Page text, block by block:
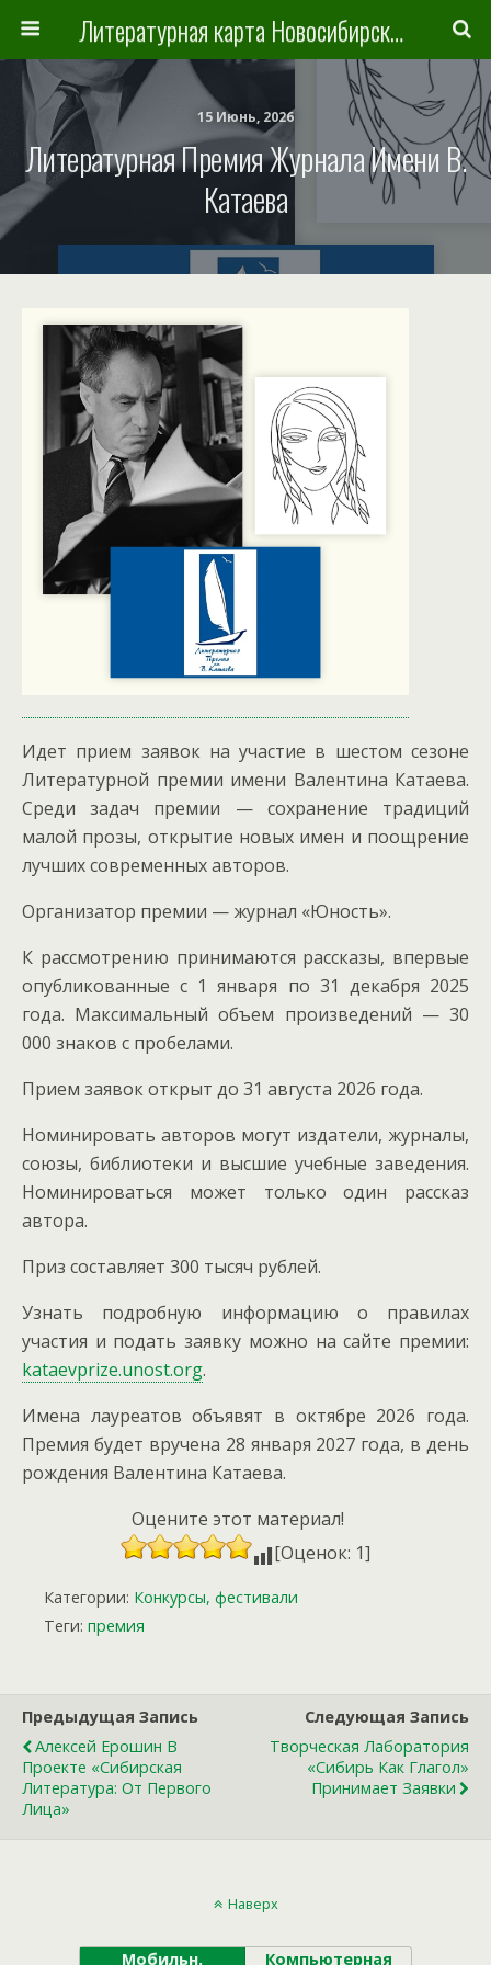
Литературная карта Новосибирска и Новосибирской области
15 Июнь, 2026
Литературная Премия Журнала Имени В.
Катаева
Идет прием заявок на участие в шестом сезоне
Литературной премии имени Валентина Катаева.
Среди задач премии — сохранение традиций
малой прозы, открытие новых имен и поощрение
лучших современных авторов.
Организатор премии — журнал «Юность».
К рассмотрению принимаются рассказы, впервые
опубликованные с 1 января по 31 декабря 2025
года. Максимальный объем произведений — 30
000 знаков с пробелами.
Прием заявок открыт до 31 августа 2026 года.
Номинировать авторов могут издатели, журналы,
союзы, библиотеки и высшие учебные заведения.
Номинироваться может только один рассказ
автора.
Приз составляет 300 тысяч рублей.
Узнать подробную информацию о правилах
участия и подать заявку можно на сайте премии:
kataevprize.unost.org.
Имена лауреатов объявят в октябре 2026 года.
Премия будет вручена 28 января 2027 года, в день
рождения Валентина Катаева.
Оцените этот материал!
[Оценок: 1]
Категории: Конкурсы, фестивали
Теги: премия
Предыдущая Запись
Алексей Ерошин В
Проекте «Сибирская
Литература: От Первого
Лица»
Следующая Запись
Творческая Лаборатория
«Сибирь Как Глагол»
Принимает Заявки
Наверх
Мобильн. Компьютерная